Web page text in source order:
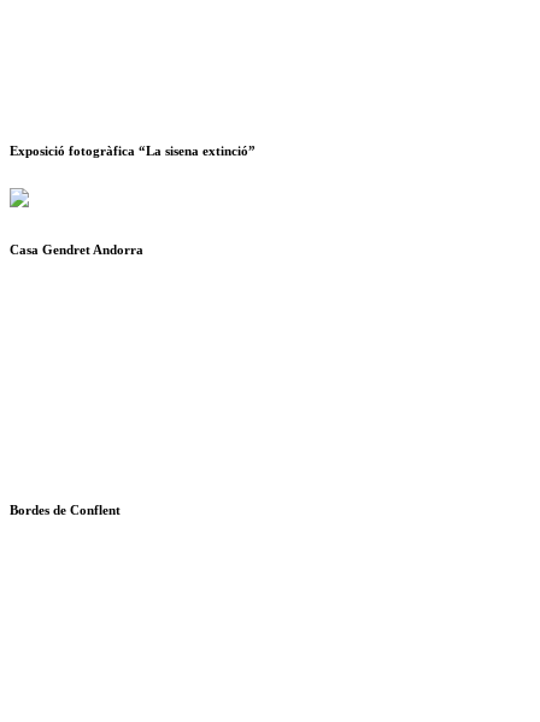
Exposició fotogràfica “La sisena extinció”
Casa Gendret Andorra
Bordes de Conflent